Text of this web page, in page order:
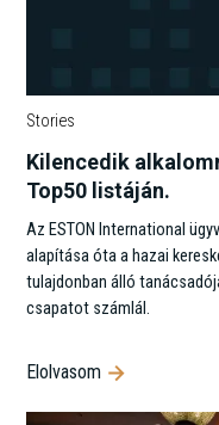
Stories
Kilencedik
Top50 listáján.
Az ESTON International
alapítása óta a hazai
tulajdonban álló
csapatot számlál.
Elolvasom